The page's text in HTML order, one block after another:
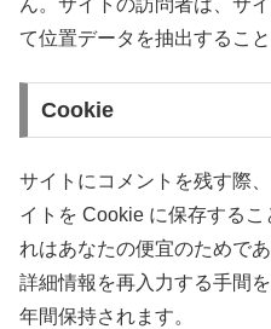
て位置データを抽出すること
Cookie
サイトにコメントを残す際
イトを Cookie に保存する
れはあなたの便宜のためで
詳細情報を再入力する手間
年間保持されます。